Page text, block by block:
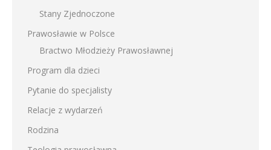
Stany Zjednoczone
Prawosławie w Polsce
Bractwo Młodzieży Prawosławnej
Program dla dzieci
Pytanie do specjalisty
Relacje z wydarzeń
Rodzina